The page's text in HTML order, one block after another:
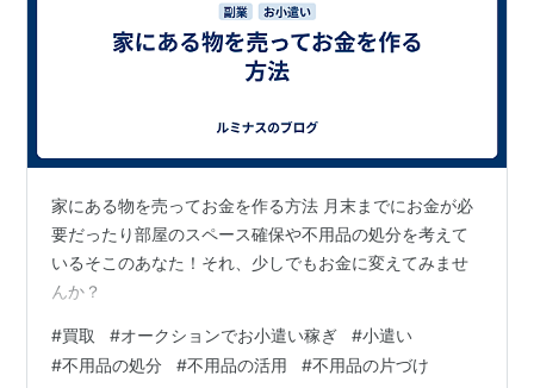
家にある物を売ってお金を作る方法 月末までにお金が必
要だったり部屋のスペース確保や不用品の処分を考えて
いるそこのあなた！それ、少しでもお金に変えてみませ
んか？
#買取 #オークションでお小遣い稼ぎ #小遣い
#不用品の処分 #不用品の活用 #不用品の片づけ